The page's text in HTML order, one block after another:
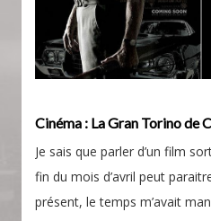
Cinéma : La Gran Torino de
Je sais que parler d’un film
fin du mois d’avril peut
présent, le temps m’avait